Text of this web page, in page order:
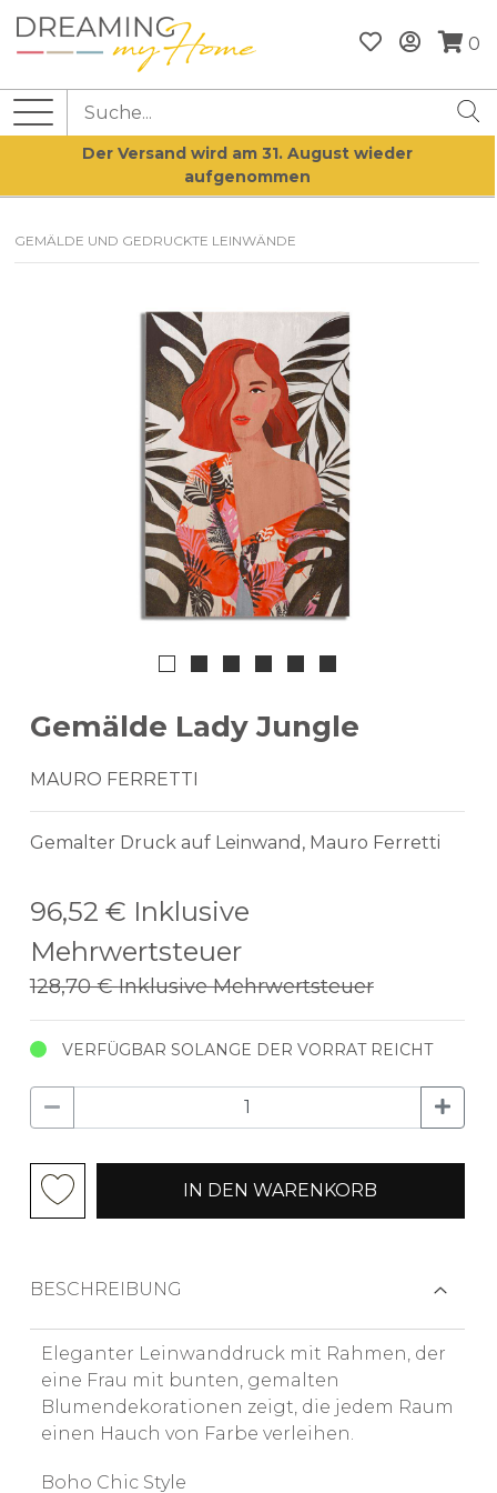
0
Der Versand wird am 31. August wieder
aufgenommen
GEMÄLDE UND GEDRUCKTE LEINWÄNDE
Gemälde Lady Jungle
MAURO FERRETTI
Gemalter Druck auf Leinwand, Mauro Ferretti
96,52 € Inklusive
Mehrwertsteuer
128,70 €Inklusive Mehrwertsteuer
VERFÜGBAR SOLANGE DER VORRAT REICHT
IN DEN WARENKORB
BESCHREIBUNG
Eleganter Leinwanddruck mit Rahmen, der
eine Frau mit bunten, gemalten
Blumendekorationen zeigt, die jedem Raum
einen Hauch von Farbe verleihen.
Boho Chic Style